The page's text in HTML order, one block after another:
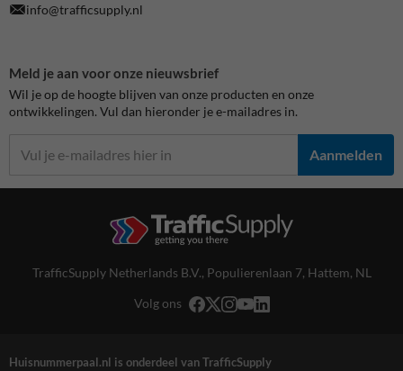
info@trafficsupply.nl
Meld je aan voor onze nieuwsbrief
Wil je op de hoogte blijven van onze producten en onze
ontwikkelingen. Vul dan hieronder je e-mailadres in.
Aanmelden
TrafficSupply Netherlands B.V., Populierenlaan 7, Hattem, NL
Volg ons
Huisnummerpaal.nl is onderdeel van TrafficSupply